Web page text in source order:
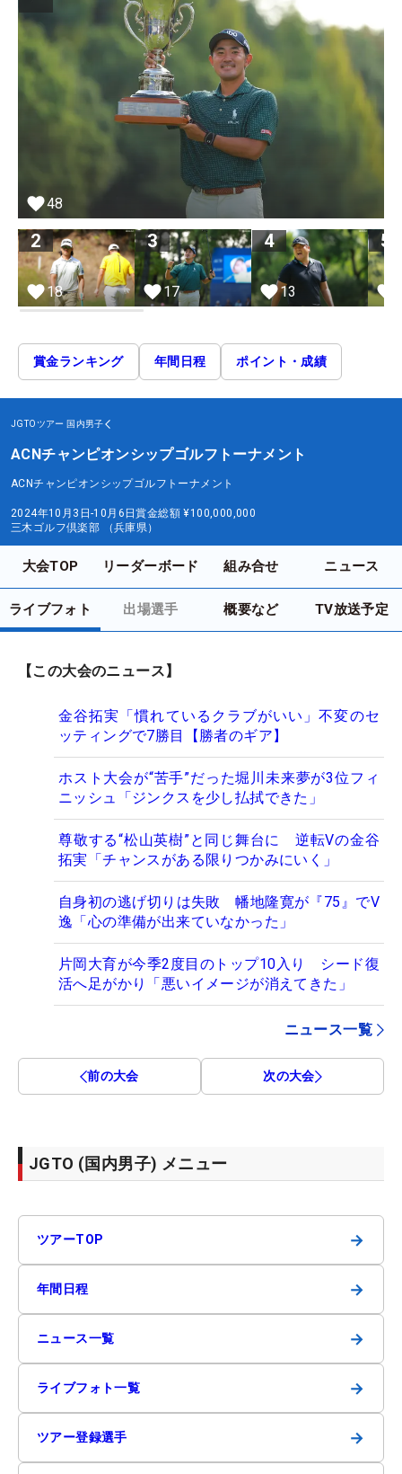
48
2
18
3
17
4
13
5
賞金ランキング 年間日程 ポイント・成績
JGTOツアー 国内男子
ACNチャンピオンシップゴルフトーナメント
ACNチャンピオンシップゴルフトーナメント
2024年10月3日-10月6日賞金総額 ¥100,000,000
三木ゴルフ倶楽部 （兵庫県）
大会TOP リーダーボード 組み合せ ニュース
ライブフォト 出場選手 概要など TV放送予定
【この大会のニュース】
金谷拓実「慣れているクラブがいい」不変のセ
ッティングで7勝目【勝者のギア】
ホスト大会が“苦手”だった堀川未来夢が3位フィ
ニッシュ「ジンクスを少し払拭できた」
尊敬する“松山英樹”と同じ舞台に 逆転Vの金谷
拓実「チャンスがある限りつかみにいく」
自身初の逃げ切りは失敗 幡地隆寛が『75』でV
逸「心の準備が出来ていなかった」
片岡大育が今季2度目のトップ10入り シード復
活へ足がかり「悪いイメージが消えてきた」
ニュース一覧
前の大会 次の大会
JGTO (国内男子) メニュー
ツアーTOP →
年間日程 →
ニュース一覧 →
ライブフォト一覧 →
ツアー登録選手 →